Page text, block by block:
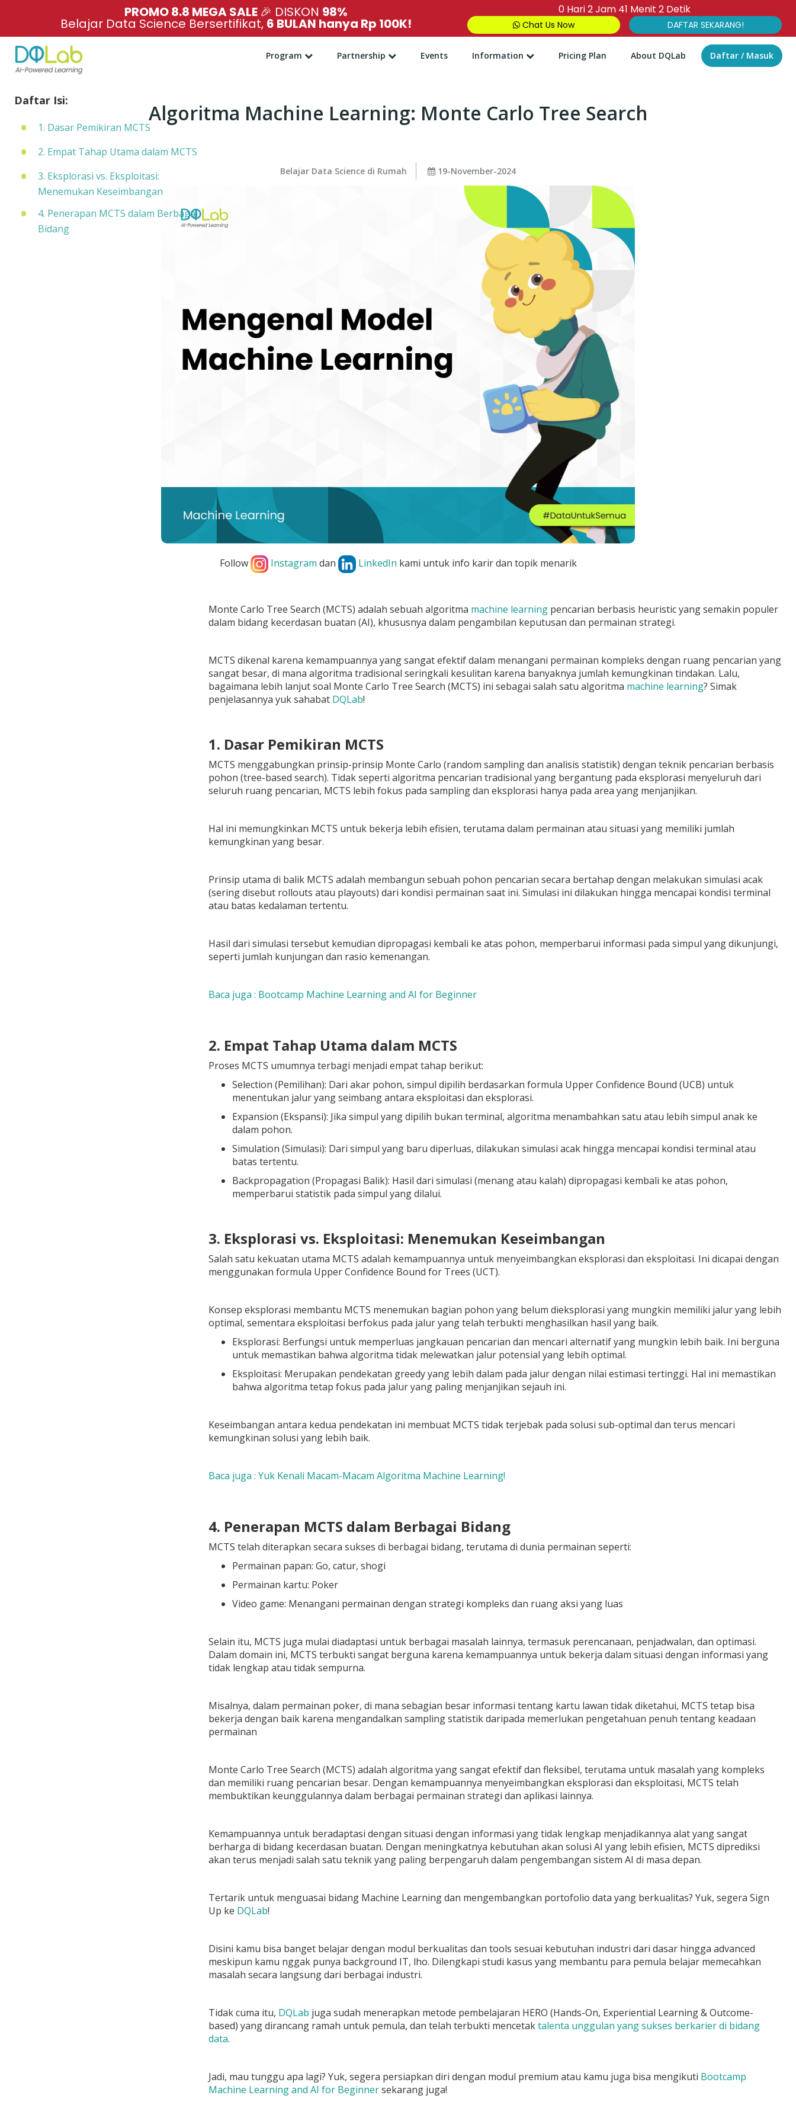
PROMO 8.8 MEGA SALE 🎉 DISKON 98%
Belajar Data Science Bersertifikat, 6 BULAN hanya Rp 100K!
0 Hari2Jam41 Menit1Detik
Chat Us Now DAFTAR SEKARANG!
Program Partnership Events Information Pricing Plan About DQLab Daftar / Masuk
Algoritma Machine Learning: Monte Carlo Tree Search
Belajar Data Science di Rumah 19-November-2024
Follow Instagram dan LinkedIn kami untuk info karir dan topik menarik
Daftar Isi:
1. Dasar Pemikiran MCTS
2. Empat Tahap Utama dalam MCTS
3. Eksplorasi vs. Eksploitasi:
Menemukan Keseimbangan
4. Penerapan MCTS dalam Berbagai
Bidang
Monte Carlo Tree Search (MCTS) adalah sebuah algoritma machine learningpencarian berbasis heuristic yang semakin populer
dalam bidang kecerdasan buatan (AI), khususnya dalam pengambilan keputusan dan permainan strategi.
MCTS dikenal karena kemampuannya yang sangat efektif dalam menangani permainan kompleks dengan ruang pencarian yang
sangat besar, di mana algoritma tradisional seringkali kesulitan karena banyaknya jumlah kemungkinan tindakan. Lalu,
bagaimana lebih lanjut soal Monte Carlo Tree Search (MCTS) ini sebagai salah satu algoritma machine learning? Simak
penjelasannya yuk sahabat DQLab!
1. Dasar Pemikiran MCTS
MCTS menggabungkan prinsip-prinsip Monte Carlo (random sampling dan analisis statistik) dengan teknik pencarian berbasis
pohon (tree-based search). Tidak seperti algoritma pencarian tradisional yang bergantung pada eksplorasi menyeluruh dari
seluruh ruang pencarian, MCTS lebih fokus pada sampling dan eksplorasi hanya pada area yang menjanjikan.
Hal ini memungkinkan MCTS untuk bekerja lebih efisien, terutama dalam permainan atau situasi yang memiliki jumlah
kemungkinan yang besar.
Prinsip utama di balik MCTS adalah membangun sebuah pohon pencarian secara bertahap dengan melakukan simulasi acak
(sering disebut rollouts atau playouts) dari kondisi permainan saat ini. Simulasi ini dilakukan hingga mencapai kondisi terminal
atau batas kedalaman tertentu.
Hasil dari simulasi tersebut kemudian dipropagasi kembali ke atas pohon, memperbarui informasi pada simpul yang dikunjungi,
seperti jumlah kunjungan dan rasio kemenangan.
Baca juga : Bootcamp Machine Learning and AI for Beginner
2. Empat Tahap Utama dalam MCTS
Proses MCTS umumnya terbagi menjadi empat tahap berikut:
Selection (Pemilihan): Dari akar pohon, simpul dipilih berdasarkan formula Upper Confidence Bound (UCB) untuk
menentukan jalur yang seimbang antara eksploitasi dan eksplorasi.
Expansion (Ekspansi): Jika simpul yang dipilih bukan terminal, algoritma menambahkan satu atau lebih simpul anak ke
dalam pohon.
Simulation (Simulasi): Dari simpul yang baru diperluas, dilakukan simulasi acak hingga mencapai kondisi terminal atau
batas tertentu.
Backpropagation (Propagasi Balik): Hasil dari simulasi (menang atau kalah) dipropagasi kembali ke atas pohon,
memperbarui statistik pada simpul yang dilalui.
3. Eksplorasi vs. Eksploitasi: Menemukan Keseimbangan
Salah satu kekuatan utama MCTS adalah kemampuannya untuk menyeimbangkan eksplorasi dan eksploitasi. Ini dicapai dengan
menggunakan formula Upper Confidence Bound for Trees (UCT).
Konsep eksplorasi membantu MCTS menemukan bagian pohon yang belum dieksplorasi yang mungkin memiliki jalur yang lebih
optimal, sementara eksploitasi berfokus pada jalur yang telah terbukti menghasilkan hasil yang baik.
Eksplorasi: Berfungsi untuk memperluas jangkauan pencarian dan mencari alternatif yang mungkin lebih baik. Ini berguna
untuk memastikan bahwa algoritma tidak melewatkan jalur potensial yang lebih optimal.
Eksploitasi: Merupakan pendekatan greedy yang lebih dalam pada jalur dengan nilai estimasi tertinggi. Hal ini memastikan
bahwa algoritma tetap fokus pada jalur yang paling menjanjikan sejauh ini.
Keseimbangan antara kedua pendekatan ini membuat MCTS tidak terjebak pada solusi sub-optimal dan terus mencari
kemungkinan solusi yang lebih baik.
Baca juga : Yuk Kenali Macam-Macam Algoritma Machine Learning!
4. Penerapan MCTS dalam Berbagai Bidang
MCTS telah diterapkan secara sukses di berbagai bidang, terutama di dunia permainan seperti:
Permainan papan: Go, catur, shogi
Permainan kartu: Poker
Video game: Menangani permainan dengan strategi kompleks dan ruang aksi yang luas
Selain itu, MCTS juga mulai diadaptasi untuk berbagai masalah lainnya, termasuk perencanaan, penjadwalan, dan optimasi.
Dalam domain ini, MCTS terbukti sangat berguna karena kemampuannya untuk bekerja dalam situasi dengan informasi yang
tidak lengkap atau tidak sempurna.
Misalnya, dalam permainan poker, di mana sebagian besar informasi tentang kartu lawan tidak diketahui, MCTS tetap bisa
bekerja dengan baik karena mengandalkan sampling statistik daripada memerlukan pengetahuan penuh tentang keadaan
permainan
Monte Carlo Tree Search (MCTS) adalah algoritma yang sangat efektif dan fleksibel, terutama untuk masalah yang kompleks
dan memiliki ruang pencarian besar. Dengan kemampuannya menyeimbangkan eksplorasi dan eksploitasi, MCTS telah
membuktikan keunggulannya dalam berbagai permainan strategi dan aplikasi lainnya.
Kemampuannya untuk beradaptasi dengan situasi dengan informasi yang tidak lengkap menjadikannya alat yang sangat
berharga di bidang kecerdasan buatan. Dengan meningkatnya kebutuhan akan solusi AI yang lebih efisien, MCTS diprediksi
akan terus menjadi salah satu teknik yang paling berpengaruh dalam pengembangan sistem AI di masa depan.
Tertarik untuk menguasai bidang Machine Learning dan mengembangkan portofolio data yang berkualitas? Yuk, segera Sign
Up ke DQLab!
Disini kamu bisa banget belajar dengan modul berkualitas dan tools sesuai kebutuhan industri dari dasar hingga advanced
meskipun kamu nggak punya background IT, lho. Dilengkapi studi kasus yang membantu para pemula belajar memecahkan
masalah secara langsung dari berbagai industri.
Tidak cuma itu, DQLab juga sudah menerapkan metode pembelajaran HERO (Hands-On, Experiential Learning & Outcome-
based) yang dirancang ramah untuk pemula, dan telah terbukti mencetaktalenta unggulan yang sukses berkarier di bidang
data.
Jadi, mau tunggu apa lagi? Yuk, segera persiapkan diri dengan modul premium atau kamu juga bisa mengikuti Bootcamp
Machine Learning and AI for Beginnersekarang juga!